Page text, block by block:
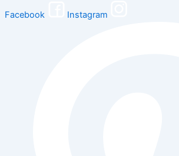
Facebook Instagram